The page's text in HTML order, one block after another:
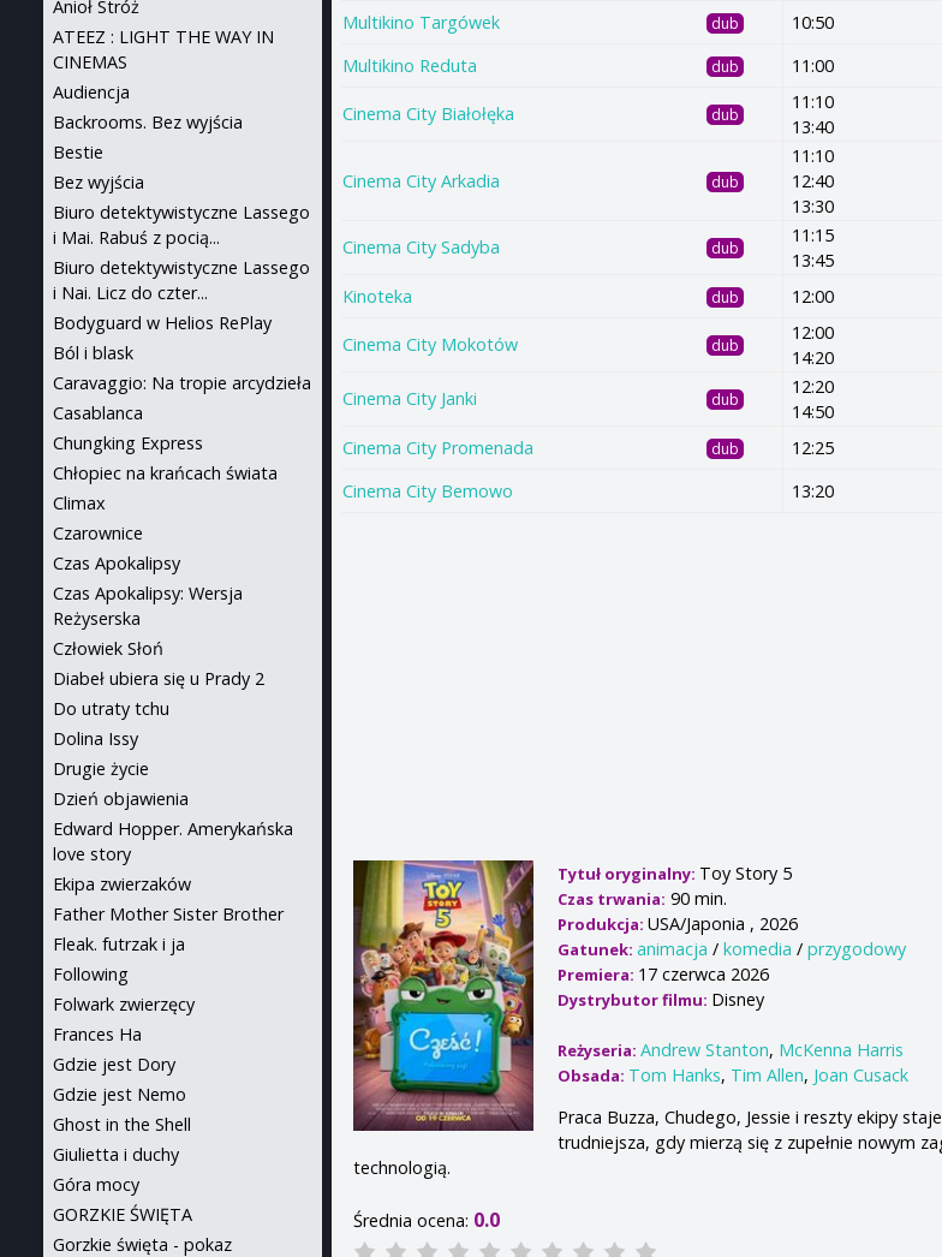
Multikino Targówek
dub
10:50
Multikino Reduta
dub 11:00
Cinema City Białołęka dub
11:10
13:40
Cinema City Arkadia dub
11:10
12:40
13:30
Cinema City Sadyba
dub
11:15
13:45
Kinoteka
dub 12:00
Cinema City Mokotów dub
12:00
14:20
Cinema City Janki dub
12:20
14:50
Cinema City Promenada
dub
12:25
Cinema City Bemowo
13:20
Tytuł oryginalny: Toy Story 5
Czas trwania: 90 min.
Produkcja:USA/Japonia , 2026
Gatunek:animacja /komedia /przygodowy
Premiera: 17 czerwca 2026
Dystrybutor filmu: Disney
Reżyseria:Andrew Stanton, McKenna Harris
Obsada: Tom Hanks, Tim Allen, Joan Cusack
Praca Buzza, Chudego, Jessie i reszty ekipy
trudniejsza, gdy mierzą się z zupełnie nowym
technologią.
Średnia ocena: 0.0
Anioł Stróż
ATEEZ : LIGHT THE WAY IN
CINEMAS
Audiencja
Backrooms. Bez wyjścia
Bestie
Bez wyjścia
Biuro detektywistyczne Lassego
i Mai. Rabuś z pocią...
Biuro detektywistyczne Lassego
i Nai. Licz do czter...
Bodyguard w Helios RePlay
Ból i blask
Caravaggio: Na tropie arcydzieła
Casablanca
Chungking Express
Chłopiec na krańcach świata
Climax
Czarownice
Czas Apokalipsy
Czas Apokalipsy: Wersja
Reżyserska
Człowiek Słoń
Diabeł ubiera się u Prady 2
Do utraty tchu
Dolina Issy
Drugie życie
Dzień objawienia
Edward Hopper. Amerykańska
love story
Ekipa zwierzaków
Father Mother Sister Brother
Fleak. futrzak i ja
Following
Folwark zwierzęcy
Frances Ha
Gdzie jest Dory
Gdzie jest Nemo
Ghost in the Shell
Giulietta i duchy
Góra mocy
GORZKIE ŚWIĘTA
Gorzkie święta - pokaz